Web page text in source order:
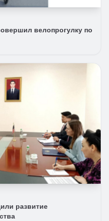
велопрогулку по
развитие